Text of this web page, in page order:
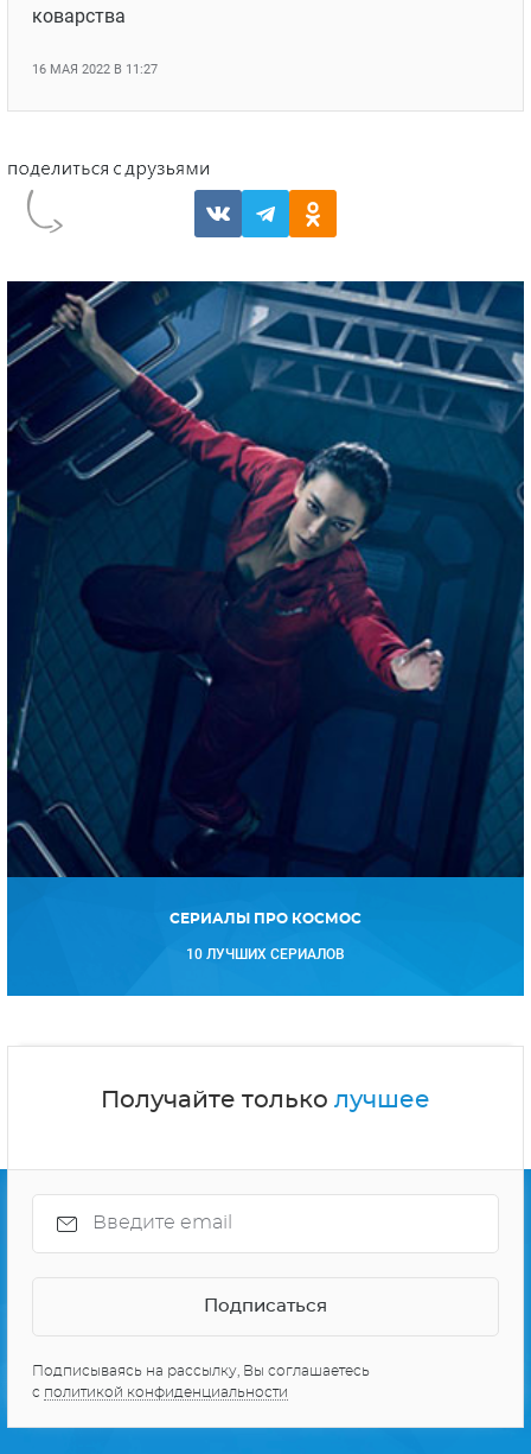
коварства
16 МАЯ 2022 В 11:27
СЕРИАЛЫ ПРО КОСМОС
10 ЛУЧШИХ СЕРИАЛОВ
Получайте только лучшее
Подписываясь на рассылку, Вы соглашаетесь
с политикой конфиденциальности